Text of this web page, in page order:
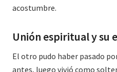
acostumbre.
Unión espiritual y su
El otro pudo haber pasado
antes, luego vivió como